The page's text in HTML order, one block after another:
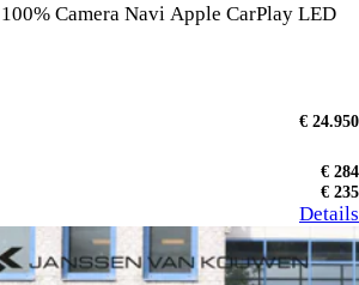
Camera Navi Apple CarPlay LED
€ 24.950
€ 284
€ 235
Details